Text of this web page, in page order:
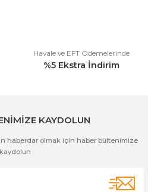
Havale ve EFT Ödemelerinde
%5 Ekstra İndirim
KAYDOLUN
haberdar olmak için haber bültenimize
kaydolun